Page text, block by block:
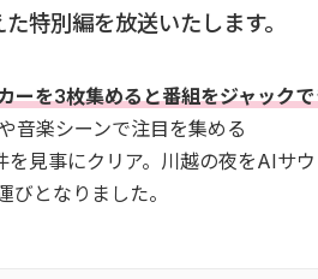
特別編を放送いたします。
ーを3枚集めると番組をジャック
音楽シーンで注目を集める
見事にクリア。川越の夜をAIサ
となりました。